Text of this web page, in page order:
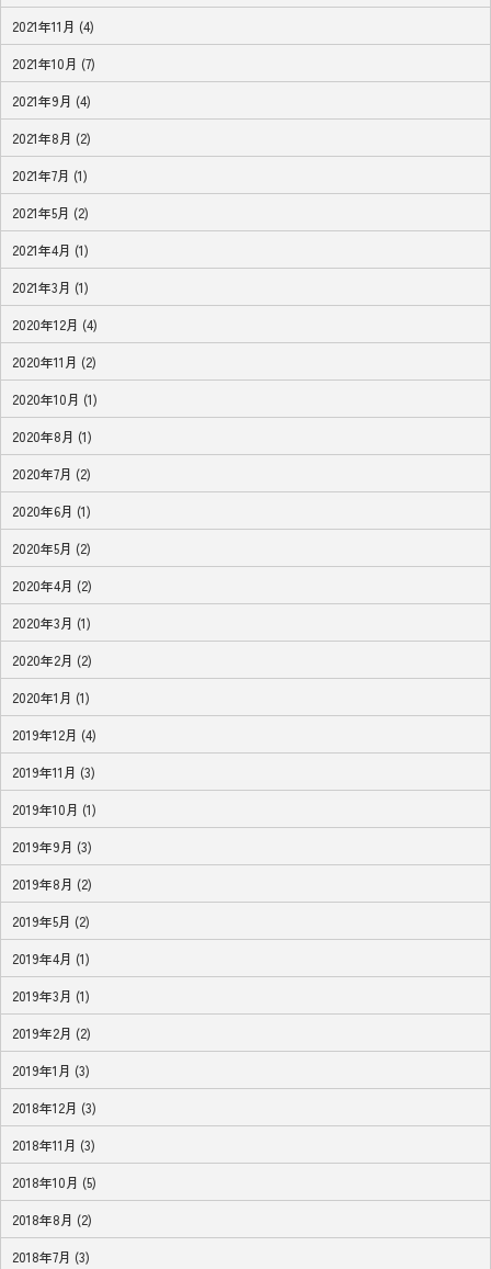
2021年11月 (4)
2021年10月 (7)
2021年9月 (4)
2021年8月 (2)
2021年7月 (1)
2021年5月 (2)
2021年4月 (1)
2021年3月 (1)
2020年12月 (4)
2020年11月 (2)
2020年10月 (1)
2020年8月 (1)
2020年7月 (2)
2020年6月 (1)
2020年5月 (2)
2020年4月 (2)
2020年3月 (1)
2020年2月 (2)
2020年1月 (1)
2019年12月 (4)
2019年11月 (3)
2019年10月 (1)
2019年9月 (3)
2019年8月 (2)
2019年5月 (2)
2019年4月 (1)
2019年3月 (1)
2019年2月 (2)
2019年1月 (3)
2018年12月 (3)
2018年11月 (3)
2018年10月 (5)
2018年8月 (2)
2018年7月 (3)